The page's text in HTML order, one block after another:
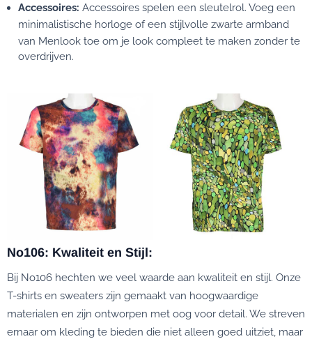
Accessoires: Accessoires spelen een sleutelrol. Voeg een
minimalistische horloge of een stijlvolle zwarte armband
van Menlook toe om je look compleet te maken zonder te
overdrijven.
No106: Kwaliteit en Stijl:
Bij No106 hechten we veel waarde aan kwaliteit en stijl. Onze
T-shirts en sweaters zijn gemaakt van hoogwaardige
materialen en zijn ontworpen met oog voor detail. We streven
ernaar om kleding te bieden die niet alleen goed uitziet, maar